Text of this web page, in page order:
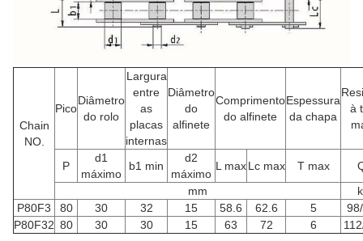
Chain
NO.
Pico
Diâmetro
do rolo
Largura
entre
as
placas
internas
Diâmetro
do
alfinete
Comprimento
do alfinete
Espessura
da chapa
à
P
d1
máximo
b1 min
d2
máximo
L maxLc max T max
mm
P80F3
80 30 32 15 58.6 62.6 5
P80F32 80 30 30 15 63 72 6